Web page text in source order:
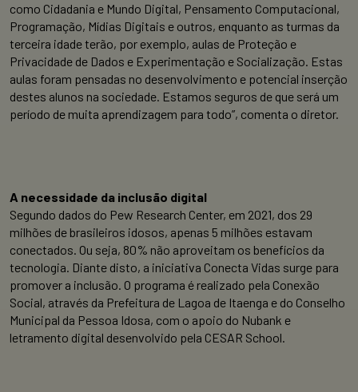
como Cidadania e Mundo Digital, Pensamento Computacional,
Programação, Mídias Digitais e outros, enquanto as turmas da
terceira idade terão, por exemplo, aulas de Proteção e
Privacidade de Dados e Experimentação e Socialização. Estas
aulas foram pensadas no desenvolvimento e potencial inserção
destes alunos na sociedade. Estamos seguros de que será um
período de muita aprendizagem para todo”, comenta o diretor.
A necessidade da inclusão digital
Segundo dados do Pew Research Center, em 2021, dos 29
milhões de brasileiros idosos, apenas 5 milhões estavam
conectados. Ou seja, 80% não aproveitam os benefícios da
tecnologia. Diante disto, a iniciativa Conecta Vidas surge para
promover a inclusão. O programa é realizado pela Conexão
Social, através da Prefeitura de Lagoa de Itaenga e do Conselho
Municipal da Pessoa Idosa, com o apoio do Nubank e
letramento digital desenvolvido pela CESAR School.